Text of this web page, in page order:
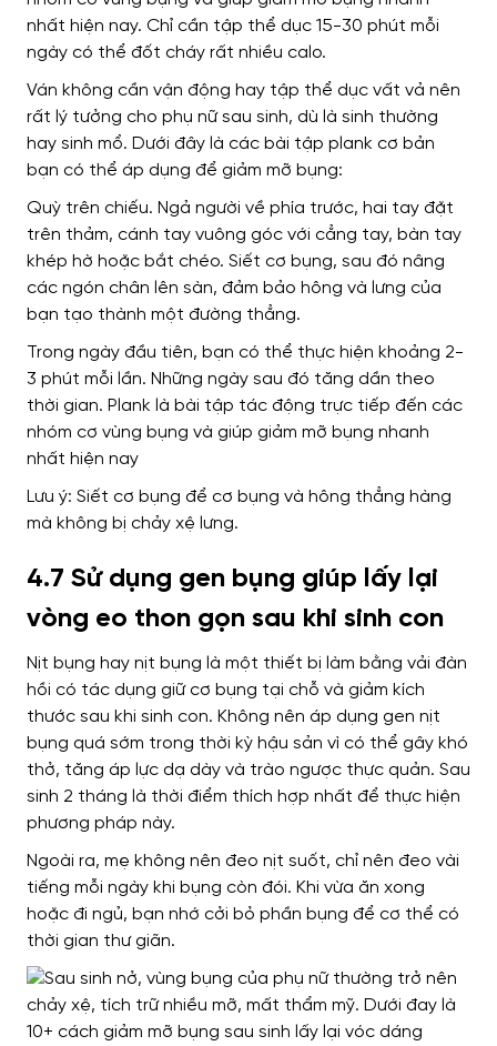
nhất hiện nay. Chỉ cần tập thể dục 15-30 phút mỗi
ngày có thể đốt cháy rất nhiều calo.
Ván không cần vận động hay tập thể dục vất vả nên
rất lý tưởng cho phụ nữ sau sinh, dù là sinh thường
hay sinh mổ. Dưới đây là các bài tập plank cơ bản
bạn có thể áp dụng để giảm mỡ bụng:
Quỳ trên chiếu. Ngả người về phía trước, hai tay đặt
trên thảm, cánh tay vuông góc với cẳng tay, bàn tay
khép hờ hoặc bắt chéo. Siết cơ bụng, sau đó nâng
các ngón chân lên sàn, đảm bảo hông và lưng của
bạn tạo thành một đường thẳng.
Trong ngày đầu tiên, bạn có thể thực hiện khoảng 2-
3 phút mỗi lần. Những ngày sau đó tăng dần theo
thời gian. Plank là bài tập tác động trực tiếp đến các
nhóm cơ vùng bụng và giúp giảm mỡ bụng nhanh
nhất hiện nay
Lưu ý: Siết cơ bụng để cơ bụng và hông thẳng hàng
mà không bị chảy xệ lưng.
4.7 Sử dụng gen bụng giúp lấy lại
vòng eo thon gọn sau khi sinh con
Nịt bụng hay nịt bụng là một thiết bị làm bằng vải đàn
hồi có tác dụng giữ cơ bụng tại chỗ và giảm kích
thước sau khi sinh con. Không nên áp dụng gen nịt
bụng quá sớm trong thời kỳ hậu sản vì có thể gây khó
thở, tăng áp lực dạ dày và trào ngược thực quản. Sau
sinh 2 tháng là thời điểm thích hợp nhất để thực hiện
phương pháp này.
Ngoài ra, mẹ không nên đeo nịt suốt, chỉ nên đeo vài
tiếng mỗi ngày khi bụng còn đói. Khi vừa ăn xong
hoặc đi ngủ, bạn nhớ cởi bỏ phần bụng để cơ thể có
thời gian thư giãn.